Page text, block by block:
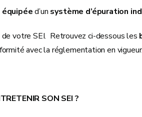
équipéed’un système d’épuration
votre SEI. Retrouvez ci-dessous les
avec la réglementation en vigueur.
SON SEI ?